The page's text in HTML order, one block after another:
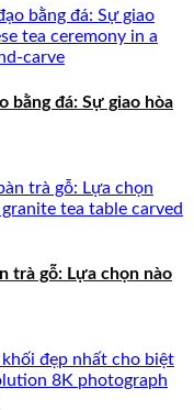
bằng đá: Sự giao hòa
trà gỗ: Lựa chọn nào